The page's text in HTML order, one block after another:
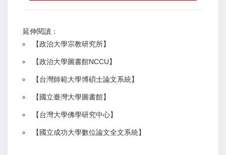
延伸閱讀：
【政治大學宗教研究所】
【政治大學圖書館NCCU】
【台灣師範大學博碩士論文系統】
【 國立臺灣大學圖書館】
【台灣大學佛學研究中心】
【 國立成功大學數位論文全文系統】